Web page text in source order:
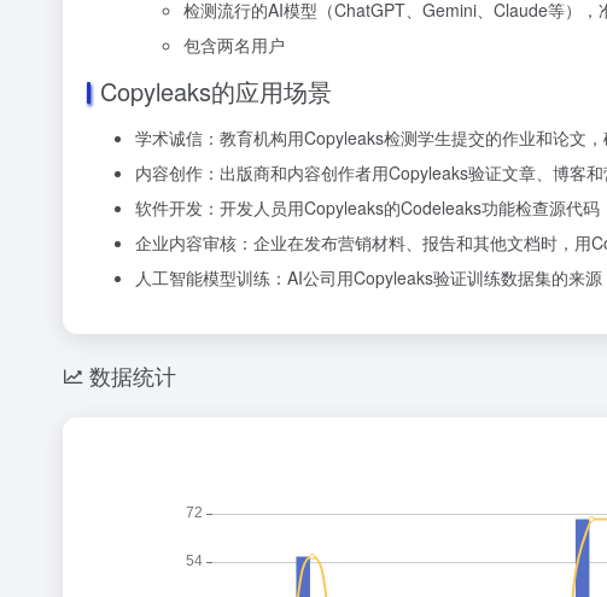
检测流行的AI模型（ChatGPT、Gemini、Claude等），
包含两名用户
Copyleaks的应用场景
学术诚信：教育机构用Copyleaks检测学生提交的作业和论文，
内容创作：出版商和内容创作者用Copyleaks验证文章、博客
软件开发：开发人员用Copyleaks的Codeleaks功能检查源代
企业内容审核：企业在发布营销材料、报告和其他文档时，用
人工智能模型训练：AI公司用Copyleaks验证训练数据集的来
数据统计